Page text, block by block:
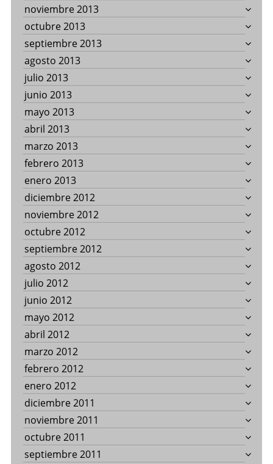
noviembre 2013
octubre 2013
septiembre 2013
agosto 2013
julio 2013
junio 2013
mayo 2013
abril 2013
marzo 2013
febrero 2013
enero 2013
diciembre 2012
noviembre 2012
octubre 2012
septiembre 2012
agosto 2012
julio 2012
junio 2012
mayo 2012
abril 2012
marzo 2012
febrero 2012
enero 2012
diciembre 2011
noviembre 2011
octubre 2011
septiembre 2011